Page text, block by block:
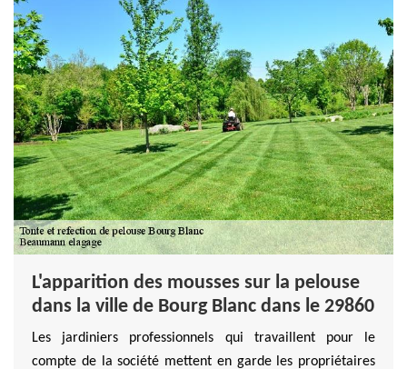
L'apparition des mousses sur la pelouse
dans la ville de Bourg Blanc dans le 29860
Les jardiniers professionnels qui travaillent pour le
compte de la société mettent en garde les propriétaires